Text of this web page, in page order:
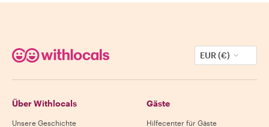
EUR (€)
Über Withlocals
Unsere Geschichte
Gäste
Hilfecenter für Gäste